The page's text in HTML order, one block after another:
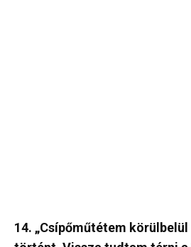
14. „Csípőműtétem